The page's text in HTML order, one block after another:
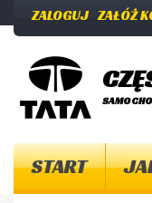
ZALOGUJ ZAŁÓŻ
START